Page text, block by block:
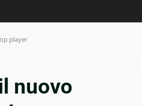
player
nuovo